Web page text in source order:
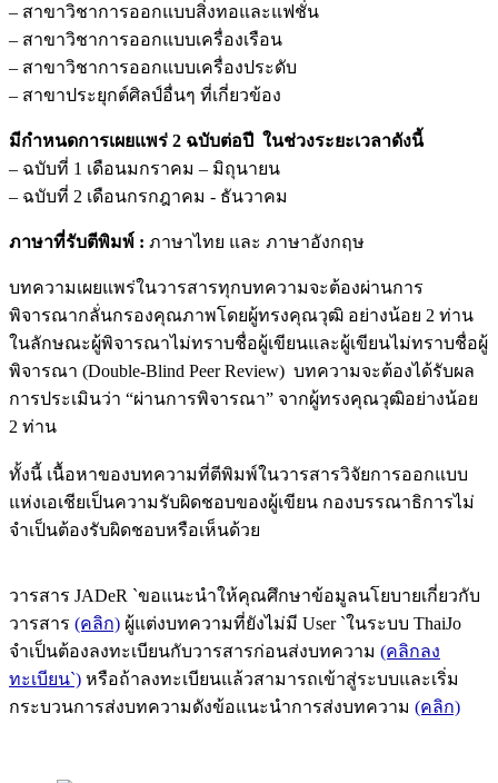
– สาขาวิชาการออกแบบสิ่งทอและแฟชั่น
– สาขาวิชาการออกแบบเครื่องเรือน
– สาขาวิชาการออกแบบเครื่องประดับ
– สาขาประยุกต์ศิลป์อื่นๆ ที่เกี่ยวข้อง
มีกำหนดการเผยแพร่ 2 ฉบับต่อปี ในช่วงระยะเวลาดังนี้
– ฉบับที่ 1 เดือนมกราคม – มิถุนายน
– ฉบับที่ 2 เดือนกรกฎาคม - ธันวาคม
ภาษาที่รับตีพิมพ์ : ภาษาไทย และ ภาษาอังกฤษ
บทความเผยแพร่ในวารสารทุกบทความจะต้องผ่านการ
พิจารณากลั่นกรองคุณภาพโดยผู้ทรงคุณวุฒิ อย่างน้อย 2 ท่าน
ในลักษณะผู้พิจารณาไม่ทราบชื่อผู้เขียนและผู้เขียนไม่ทราบชื่อผู้
พิจารณา (Double-Blind Peer Review) บทความจะต้องได้รับผล
การประเมินว่า “ผ่านการพิจารณา” จากผู้ทรงคุณวุฒิอย่างน้อย
2 ท่าน
ทั้งนี้ เนื้อหาของบทความที่ตีพิมพ์ในวารสารวิจัยการออกแบบ
แห่งเอเชียเป็นความรับผิดชอบของผู้เขียน กองบรรณาธิการไม่
จำเป็นต้องรับผิดชอบหรือเห็นด้วย
วารสาร JADeR `ขอแนะนำให้คุณศึกษาข้อมูลนโยบายเกี่ยวกับ
วารสาร (คลิก) ผู้แต่งบทความที่ยังไม่มี User `ในระบบ ThaiJo
จำเป็นต้องลงทะเบียนกับวารสารก่อนส่งบทความ (คลิกลง
ทะเบียน`) หรือถ้าลงทะเบียนแล้วสามารถเข้าสู่ระบบและเริ่ม
กระบวนการส่งบทความดังข้อแนะนำการส่งบทความ (คลิก)